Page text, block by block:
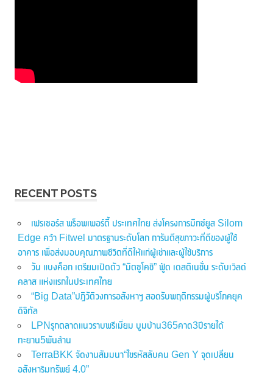
RECENT POSTS
เฟรเซอร์ส พร็อพเพอร์ตี้ ประเทศไทย ส่งโครงการมิกซ์ยูส Silom
Edge คว้า Fitwel มาตรฐานระดับโลก การันตีสุขภาวะที่ดีของผู้ใช้
อาคาร เพื่อส่งมอบคุณภาพชีวิตที่ดีให้แก่ผู้เช่าและผู้ใช้บริการ
วัน แบงค็อก เตรียมเปิดตัว “มิตซูโคชิ” ฟู้ด เดสติเนชั่น ระดับเวิลด์
คลาส แห่งแรกในประเทศไทย
“Big Data”ปฏิวัติวงการอสังหาฯ สอดรับพฤติกรรมผู้บริโภคยุค
ดิจิทัล
LPNรุกตลาดแนวราบพรีเมี่ยม บูมบ้าน365คาด3ปีรายได้
ทะยาน5พันล้าน
TerraBKK จัดงานสัมมนา“ไขรหัสลับคน Gen Y จุดเปลี่ยน
อสังหาริมทรัพย์ 4.0”